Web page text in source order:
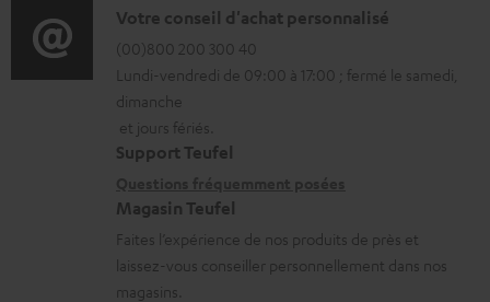
o
r
m
a
t
o
n
s
D
é
t
a
i
s
c
o
Votre conseil d'achat personnalisé
(00)800 200 300 40
Lundi-vendredi de 09:00 à 17:00 ; fermé le samedi,
dimanche
et jours fériés.
Support Teufel
Magasin Teufel
Faites l’expérience de nos produits de près et
laissez-vous conseiller personnellement dans nos
magasins.